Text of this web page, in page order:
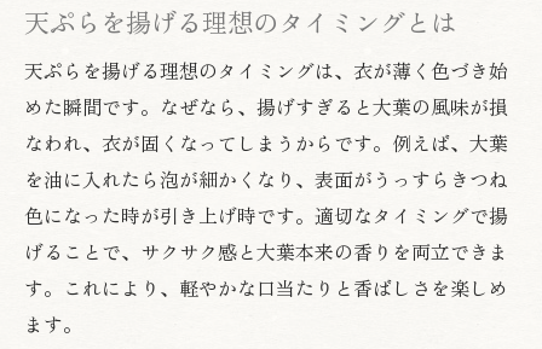
天ぷらを揚げる理想のタイミングとは
天ぷらを揚げる理想のタイミングは、衣が薄く色づき始
めた瞬間です。なぜなら、揚げすぎると大葉の風味が損
なわれ、衣が固くなってしまうからです。例えば、大葉
を油に入れたら泡が細かくなり、表面がうっすらきつね
色になった時が引き上げ時です。適切なタイミングで揚
げることで、サクサク感と大葉本来の香りを両立できま
す。これにより、軽やかな口当たりと香ばしさを楽しめ
ます。